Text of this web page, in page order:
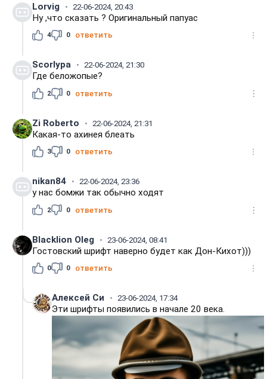
Lorvig 22-06-2024, 20:43
Ну ,что сказать ? Оригинальный папуас
4 0 ответить
Scorlypa 22-06-2024, 21:30
Где беложопые?
2 0 ответить
Zi Roberto 22-06-2024, 21:31
Какая-то ахинея блеать
3 0 ответить
nikan84 22-06-2024, 23:36
у нас бомжи так обычно ходят
2 0 ответить
Blacklion Oleg 23-06-2024, 08:41
Гостовский шрифт наверно будет как Дон-Кихот)))
0 0 ответить
Алексей Си 23-06-2024, 17:34
Эти шрифты появились в начале 20 века.